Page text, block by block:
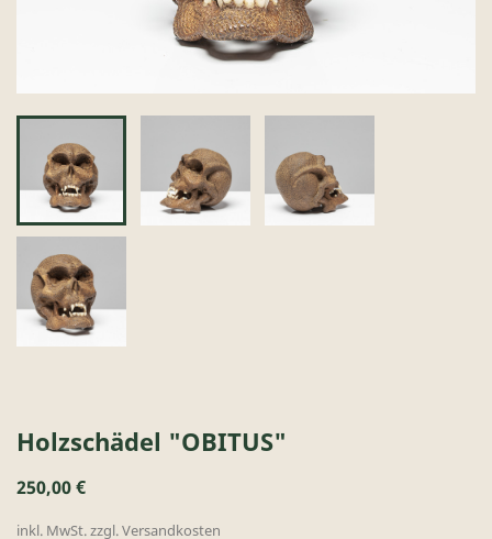
Holzschädel "OBITUS"
250,00 €
inkl. MwSt. zzgl. Versandkosten